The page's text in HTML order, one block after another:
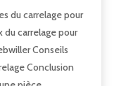
du carrelage pour
carrelage pour
Conseils
Conclusion